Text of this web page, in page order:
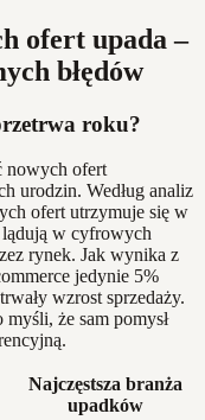
ofert upada –
błędów
roku?
nowych ofert
urodzin. Według analiz
ofert utrzymuje się w
lądują w cyfrowych
rynek. Jak wynika z
jedynie 5%
wzrost sprzedaży.
że sam pomysł
Najczęstsza branża
upadków